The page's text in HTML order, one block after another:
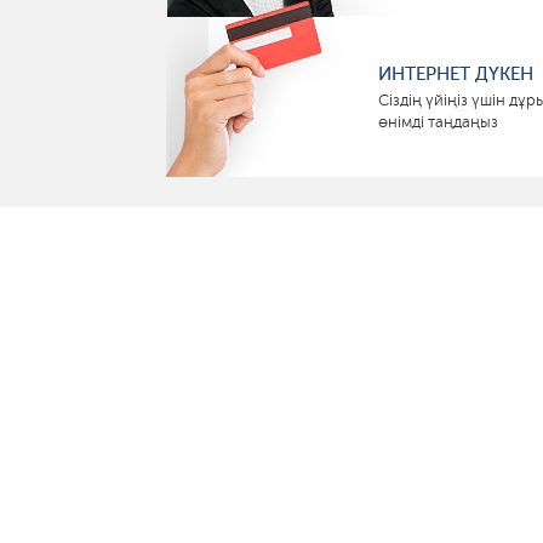
ИНТЕРНЕТ ДҮКЕН
Сіздің үйіңіз үшін
өнімді таңдаңыз